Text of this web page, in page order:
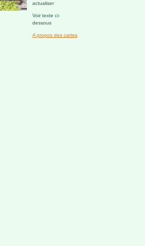
actualiser
Voir texte ci-
dessous
A propos des cartes